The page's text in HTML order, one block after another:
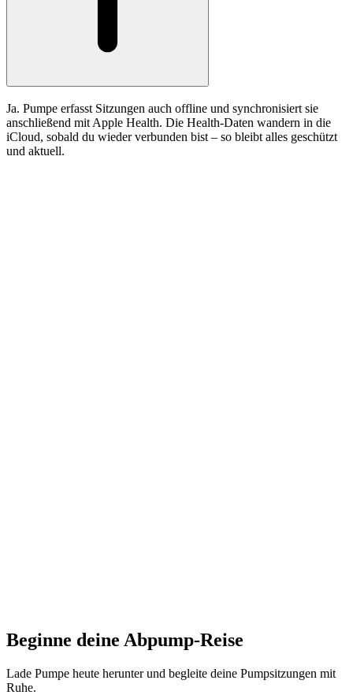
Ja. Pumpe erfasst Sitzungen auch offline und synchronisiert sie
anschließend mit Apple Health. Die Health-Daten wandern in die
iCloud, sobald du wieder verbunden bist – so bleibt alles geschützt
und aktuell.
Beginne deine Abpump-Reise
Lade Pumpe heute herunter und begleite deine Pumpsitzungen mit
Ruhe.